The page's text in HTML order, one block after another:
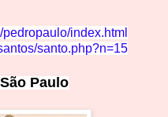
pedropaulo/index.html
santo.php?n=15
o Paulo